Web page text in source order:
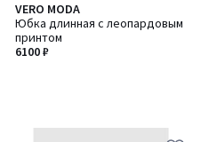
VERO MODA
Юбка длинная с леопардовым
принтом
6100 ₽